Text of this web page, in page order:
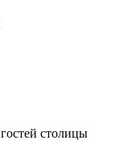
столицы